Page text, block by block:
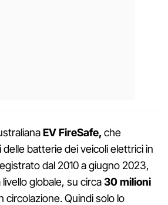
EV FireSafe, che
batterie dei veicoli elettrici in
dal 2010 a giugno 2023,
livello globale, su circa30 milioni
circolazione. Quindi solo lo